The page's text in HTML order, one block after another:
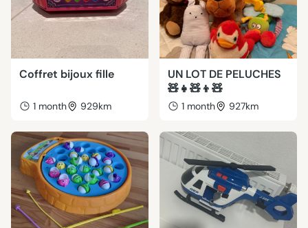
Coffret bijoux fille
1 month 929km
UN LOT DE PELUCHES
🧸👧🧸👦🧸
1 month 927km